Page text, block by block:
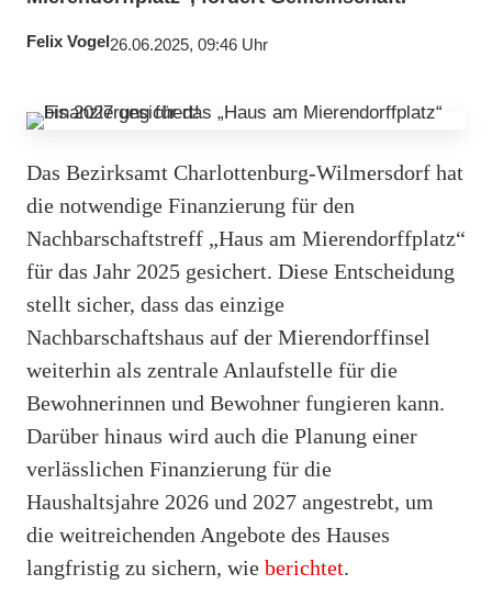
Felix Vogel 26.06.2025, 09:46 Uhr
Das Bezirksamt Charlottenburg-Wilmersdorf hat
die notwendige Finanzierung für den
Nachbarschaftstreff „Haus am Mierendorffplatz“
für das Jahr 2025 gesichert. Diese Entscheidung
stellt sicher, dass das einzige
Nachbarschaftshaus auf der Mierendorffinsel
weiterhin als zentrale Anlaufstelle für die
Bewohnerinnen und Bewohner fungieren kann.
Darüber hinaus wird auch die Planung einer
verlässlichen Finanzierung für die
Haushaltsjahre 2026 und 2027 angestrebt, um
die weitreichenden Angebote des Hauses
langfristig zu sichern, wie berichtet.